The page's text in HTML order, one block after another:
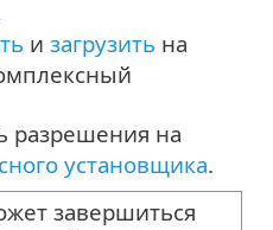
и загрузить на
разрешения на
установщика.
завершиться